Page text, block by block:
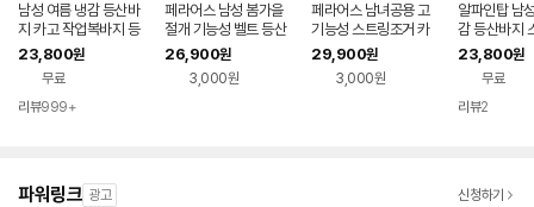
남성 여름 냉감 등산바
지 카고 작업복바지 등
산복 작업복 기능성 아
웃도어
23,800원
무료
리뷰999+
페라어스 남성 봄가을
절개 기능성 벨트 등산
바지 OCPF5SR862
26,900원
3,000원
페라어스 남녀공용 고
기능성 스트링조거 카
고 스판바지 OCPS4
CS8442
29,900원
3,000원
알파인탑 남
감 등산바지
작업복바지
성 아웃도어
23,800원
무료
리뷰2
파워링크 광고 신청하기